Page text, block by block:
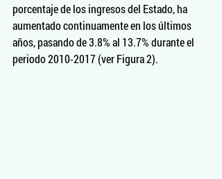
porcentaje de los ingresos del Estado, ha
aumentado continuamente en los últimos
años, pasando de 3.8% al 13.7% durante el
periodo 2010-2017 (ver Figura 2).